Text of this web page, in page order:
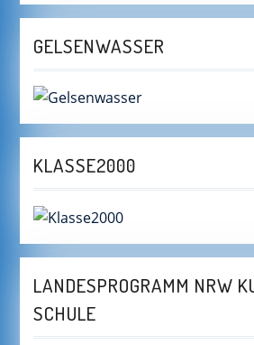
GELSENWASSER
KLASSE2000
LANDESPROGRAMM NRW
SCHULE